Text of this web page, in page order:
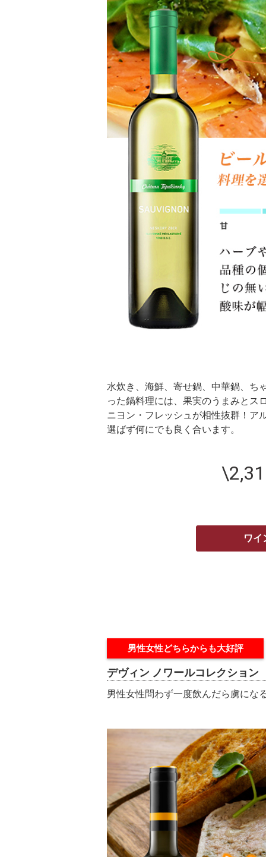
水炊き、海鮮、寄せ鍋、中華鍋、ち
った鍋料理には、果実のうまみとス
ニヨン・フレッシュが相性抜群！ア
選ばず何にでも良く合います。
ワイ
男性女性どちらからも大好評
デヴィン ノワールコレクション
男性女性問わず一度飲んだら虜にな